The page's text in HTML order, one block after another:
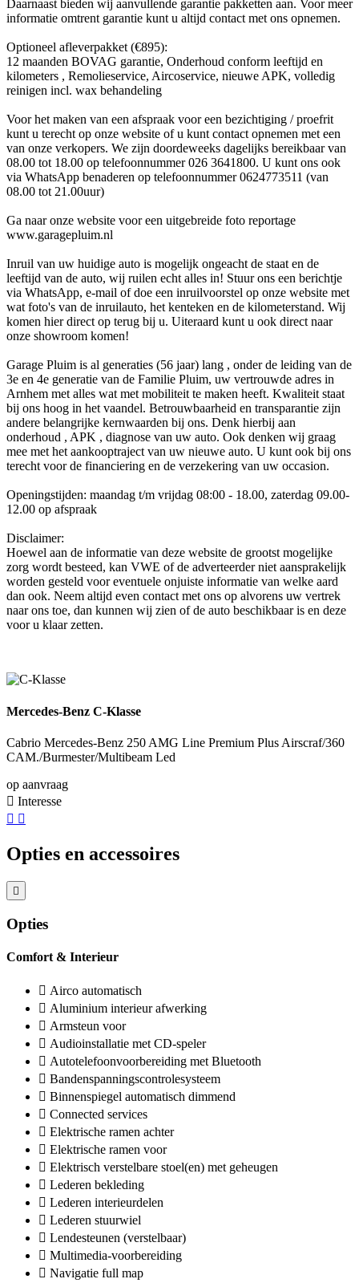
Daarnaast bieden wij aanvullende garantie pakketten aan. Voor meer
informatie omtrent garantie kunt u altijd contact met ons opnemen.
Optioneel afleverpakket (€895):
12 maanden BOVAG garantie, Onderhoud conform leeftijd en
kilometers , Remolieservice, Aircoservice, nieuwe APK, volledig
reinigen incl. wax behandeling
Voor het maken van een afspraak voor een bezichtiging / proefrit
kunt u terecht op onze website of u kunt contact opnemen met een
van onze verkopers. We zijn doordeweeks dagelijks bereikbaar van
08.00 tot 18.00 op telefoonnummer 026 3641800. U kunt ons ook
via WhatsApp benaderen op telefoonnummer 0624773511 (van
08.00 tot 21.00uur)
Ga naar onze website voor een uitgebreide foto reportage
www.garagepluim.nl
Inruil van uw huidige auto is mogelijk ongeacht de staat en de
leeftijd van de auto, wij ruilen echt alles in! Stuur ons een berichtje
via WhatsApp, e-mail of doe een inruilvoorstel op onze website met
wat foto's van de inruilauto, het kenteken en de kilometerstand. Wij
komen hier direct op terug bij u. Uiteraard kunt u ook direct naar
onze showroom komen!
Garage Pluim is al generaties (56 jaar) lang , onder de leiding van de
3e en 4e generatie van de Familie Pluim, uw vertrouwde adres in
Arnhem met alles wat met mobiliteit te maken heeft. Kwaliteit staat
bij ons hoog in het vaandel. Betrouwbaarheid en transparantie zijn
andere belangrijke kernwaarden bij ons. Denk hierbij aan
onderhoud , APK , diagnose van uw auto. Ook denken wij graag
mee met het aankooptraject van uw nieuwe auto. U kunt ook bij ons
terecht voor de financiering en de verzekering van uw occasion.
Openingstijden: maandag t/m vrijdag 08:00 - 18.00, zaterdag 09.00-
12.00 op afspraak
Disclaimer:
Hoewel aan de informatie van deze website de grootst mogelijke
zorg wordt besteed, kan VWE of de adverteerder niet aansprakelijk
worden gesteld voor eventuele onjuiste informatie van welke aard
dan ook. Neem altijd even contact met ons op alvorens uw vertrek
naar ons toe, dan kunnen wij zien of de auto beschikbaar is en deze
voor u klaar zetten.
Mercedes-Benz C-Klasse
Cabrio Mercedes-Benz 250 AMG Line Premium Plus Airscraf/360
CAM./Burmester/Multibeam Led
op aanvraag
Interesse
Opties en accessoires
Opties
Comfort & Interieur
Airco automatisch
Aluminium interieur afwerking
Armsteun voor
Audioinstallatie met CD-speler
Autotelefoonvoorbereiding met Bluetooth
Bandenspanningscontrolesysteem
Binnenspiegel automatisch dimmend
Connected services
Elektrische ramen achter
Elektrische ramen voor
Elektrisch verstelbare stoel(en) met geheugen
Lederen bekleding
Lederen interieurdelen
Lederen stuurwiel
Lendesteunen (verstelbaar)
Multimedia-voorbereiding
Navigatie full map